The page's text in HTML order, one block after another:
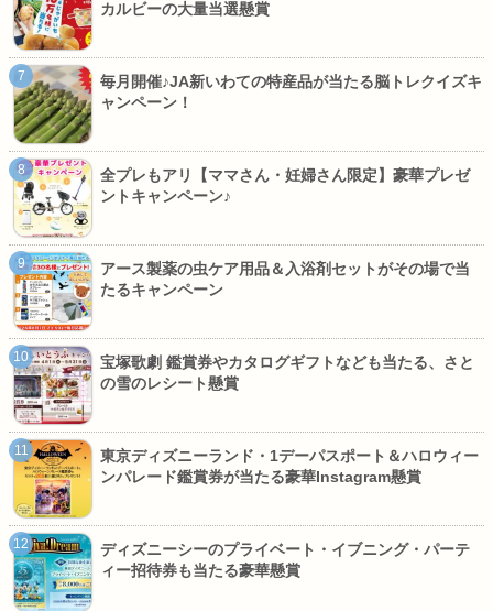
カルビーの大量当選懸賞
毎月開催♪JA新いわての特産品が当たる脳トレクイズキ
ャンペーン！
全プレもアリ【ママさん・妊婦さん限定】豪華プレゼ
ントキャンペーン♪
アース製薬の虫ケア用品＆入浴剤セットがその場で当
たるキャンペーン
宝塚歌劇 鑑賞券やカタログギフトなども当たる、さと
の雪のレシート懸賞
東京ディズニーランド・1デーパスポート＆ハロウィー
ンパレード鑑賞券が当たる豪華Instagram懸賞
ディズニーシーのプライベート・イブニング・パーテ
ィー招待券も当たる豪華懸賞